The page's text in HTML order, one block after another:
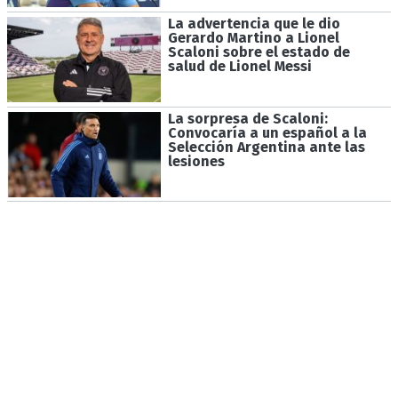
La advertencia que le dio
Gerardo Martino a Lionel
Scaloni sobre el estado de
salud de Lionel Messi
La sorpresa de Scaloni:
Convocaría a un español a la
Selección Argentina ante las
lesiones